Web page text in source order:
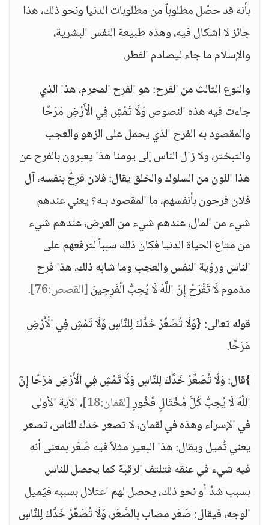
بأنه قد حصّل مطلوباً من مطلوبات الدنيا ونحو ذلك، هذا
جائز لا إشكال فيه، وهذه طبيعة النفس البشرية،
والإسلام ما جاء ليصادم الفطر.
والنوع الثالث من الفرح: هو الفرح المحرم، هذا الذي
جاءت فيه هذه النصوص وَلَا تَمْشِ فِي الْأَرْضِ مَرَحًا
والمقصود به الفرح الذي يحمل على الزهو والعجب
والتبختر، ولا زال الناس إلى يومنا هذا يعبرون بالفرح عن
هذا اللون من السلوك والخلق يقال: فلان فرِحٌ بنفسه، آل
فلان فرحون بأنفسهم، ما المقصود بـه؟ يعني عندهم
شيء من المال، عندهم شيء من العرض، عندهم شيء
من متاع الحياة الدنيا فكان ذلك سبباً لترفعهم على
الناس ورؤية النفس والعجب وما شابه ذلك، هذا فرح
مذموم لَا تَفْرَحْ إِنَّ اللَّهَ لَا يُحِبُّ الْفَرِحِينَ[القصص:76]
.
قوله تعالى: {وَلَا تُصَعِّرْ خَدَّكَ لِلنَّاسِ وَلَا تَمْشِ فِي الْأَرْضِ
مَرَحًا.
}قال: وَلَا تُصَعِّرْ خَدَّكَ لِلنَّاسِ وَلَا تَمْشِ فِي الْأَرْضِ مَرَحًا إِنَّ
اللَّهَ لَا يُحِبُّ كُلَّ مُخْتَالٍ فَخُورٍ[لقمان:18]
، الآية الأولى
في الإسراء وهذه في لقمان، لا تصعر خدك للناس، تصعر
يعني تُميل ويقال: هذا البعير مثلاً فيه صَعَر بمعنى أنه
فيه شيء في عنقه فتلتف الرقبة كما يحصل للناس
بسبب شدٍّ أو نحو ذلك، يحصل لهم اعتلال بسببه فيَميل
الوجه، فيقال: صَعَر مصاب بالصَّعَر، وَلَا تُصَعِّرْ خَدَّكَ لِلنَّاسِ